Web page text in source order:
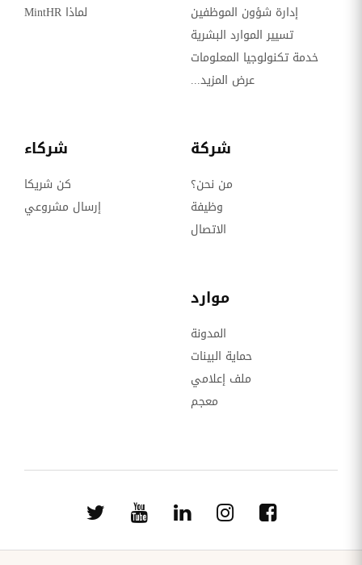
إدارة شؤون الموظفين
تسيير الموارد البشرية
خدمة تكنولوجيا المعلومات
عرض المزيد...
لماذا MintHR
شركة
من نحن؟
وظيفة
الاتصال
شركاء
كن شريكا
إرسال مشروعي
موارد
المدونة
حماية البينات
ملف إعلامي
معجم